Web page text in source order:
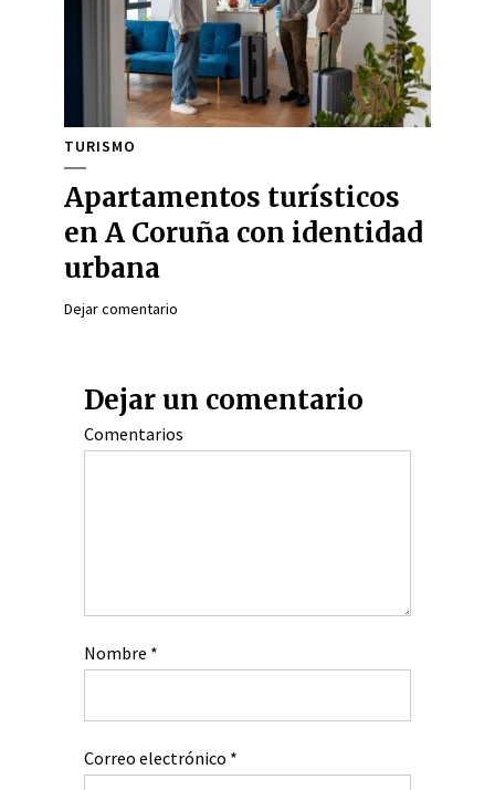
TURISMO
Apartamentos turísticos
en A Coruña con identidad
urbana
Dejar comentario
Dejar un comentario
Comentarios
Nombre *
Correo electrónico *